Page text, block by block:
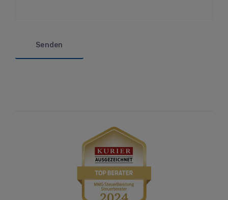
Bitte lasse dieses Feld leer.